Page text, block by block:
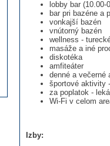
lobby bar (10.00-
bar pri bazéne a
vonkajší bazén
vnútorný bazén
wellness -
masáže a iné
diskotéka
amfiteáter
denné a večerné
športové aktivity
za poplatok -
Wi-Fi v celom
Izby: